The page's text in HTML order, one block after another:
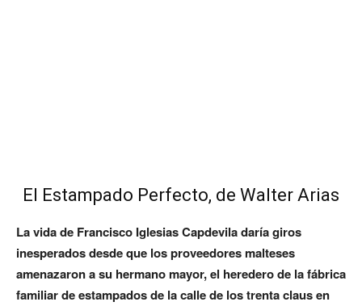
El Estampado Perfecto, de Walter Arias
La vida de Francisco Iglesias Capdevila daría giros
inesperados desde que los proveedores malteses
amenazaron a su hermano mayor, el heredero de la fábrica
familiar de estampados de la calle de los trenta claus en